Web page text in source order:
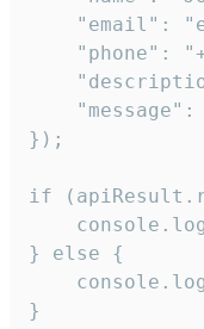
"email":
"phone":
"message":
});
if
} else {
}